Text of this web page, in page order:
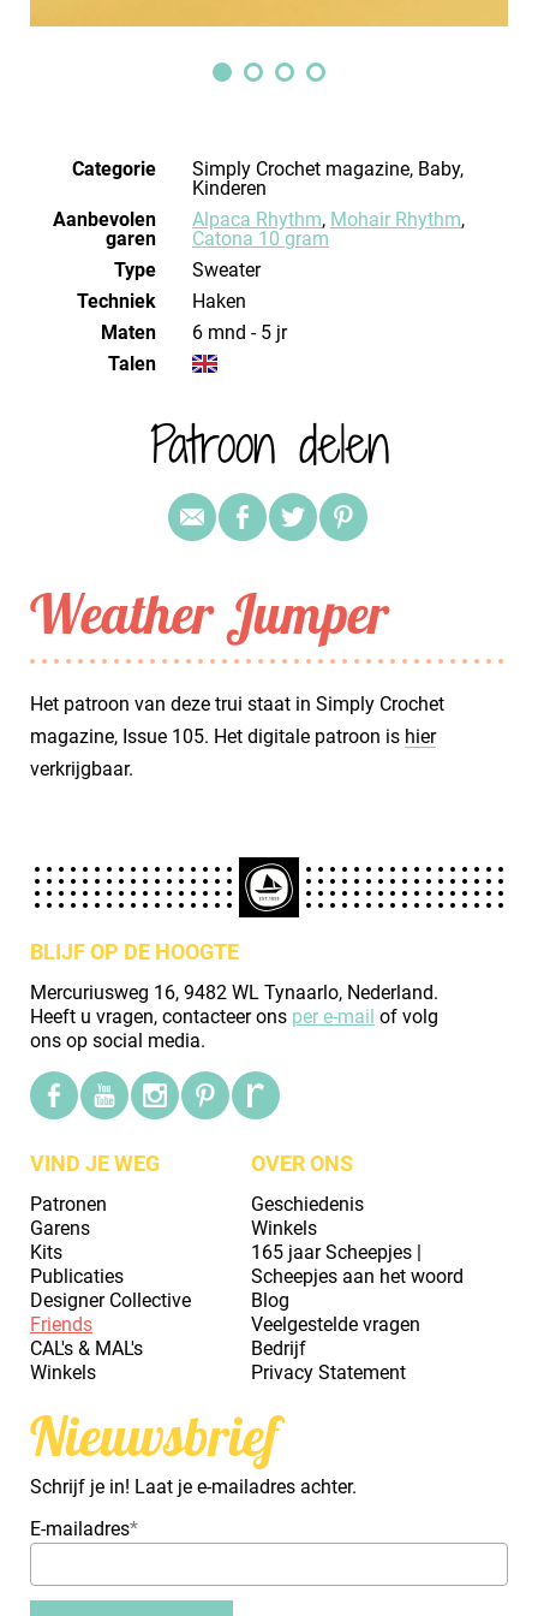
Categorie
Simply Crochet magazine, Baby,
Kinderen
Aanbevolen
garen
Alpaca Rhythm, Mohair Rhythm,
Catona 10 gram
Type
Sweater
Techniek
haken
Maten
6 mnd - 5 jr
Talen
Patroon delen
Weather Jumper
Het patroon van deze trui staat in Simply Crochet
magazine, Issue 105. Het digitale patroon is hier
verkrijgbaar.
BLIJF OP DE HOOGTE
Mercuriusweg 16, 9482 WL Tynaarlo, Nederland.
Heeft u vragen, contacteer ons per e-mail of volg
ons op social media.
VIND JE WEG
Patronen
Garens
Kits
Publicaties
Designer Collective
Friends
CAL's & MAL's
Winkels
OVER ONS
Geschiedenis
Winkels
165 jaar Scheepjes |
Scheepjes aan het woord
Blog
Veelgestelde vragen
Bedrijf
Privacy Statement
Nieuwsbrief
Schrijf je in! Laat je e-mailadres achter.
E-mailadres*